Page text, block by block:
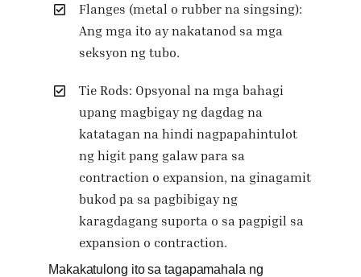
Flanges (metal o rubber na singsing):
Ang mga ito ay nakatanod sa mga
seksyon ng tubo.
Tie Rods: Opsyonal na mga bahagi
upang magbigay ng dagdag na
katatagan na hindi nagpapahintulot
ng higit pang galaw para sa
contraction o expansion, na ginagamit
bukod pa sa pagbibigay ng
karagdagang suporta o sa pagpigil sa
expansion o contraction.
Makakatulong ito sa tagapamahala ng